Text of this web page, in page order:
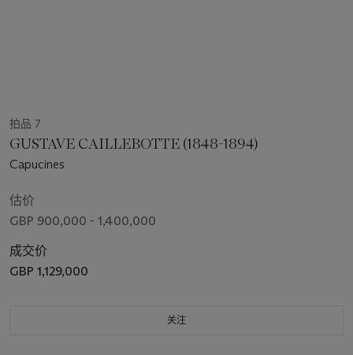
拍品 7
GUSTAVE CAILLEBOTTE (1848-1894)
Capucines
估价
GBP 900,000 - 1,400,000
成交价
GBP 1,129,000
关注